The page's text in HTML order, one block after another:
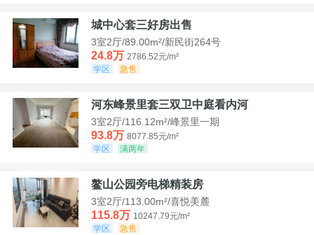
城中心套三好房出售
3室2厅/89.00m²/新民街264号
24.8万 2786.52元/m²
学区
急售
河东峰景里套三双卫中庭看内河
3室2厅/116.12m²/峰景里一期
93.8万 8077.85元/m²
学区
满两年
鳌山公园旁电梯精装房
3室2厅/113.00m²/喜悦美麓
115.8万 10247.79元/m²
学区
急售